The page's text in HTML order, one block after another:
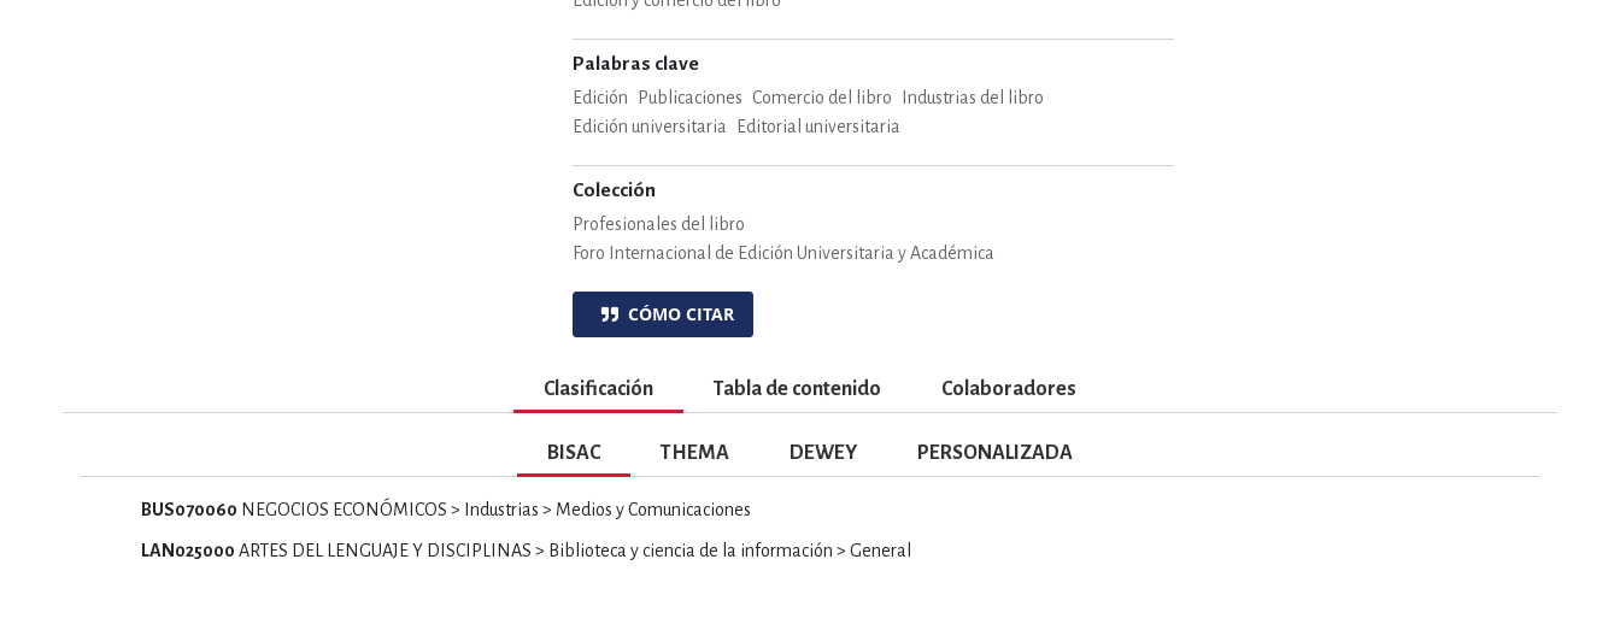
MATEMÁTICAS Y CIENCIAS
NOVELA GRÁFICA, LIBROS DE CÓMICS, DIBUJOS ANIMADOS
SALUD, RELACIONES Y DESARROLLO PERSONAL
SOCIEDAD Y CIENCIAS SOCIALES
TECNOLOGÍA, INGENIERÍA, AGRICULTURA
Palabras clave
Edición Publicaciones Comercio del libro
Industrias del libro
Edición universitaria
Editorial universitaria
Colección
Profesionales del libro
Foro Internacional de Edición Universitaria y Académica
CÓMO CITAR
Clasificación Tabla de contenido Colaboradores
BISAC THEMA DEWEY PERSONALIZADA
BUS070060 NEGOCIOS ECONÓMICOS > Industrias > Medios y Comunicaciones
LAN025000 ARTES DEL LENGUAJE Y DISCIPLINAS > Biblioteca y ciencia de la información > General